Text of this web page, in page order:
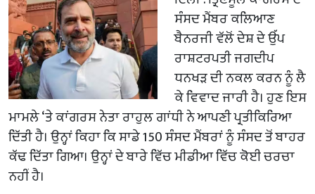
ਸੰਸਦ ਮੈਂਬਰ ਕਲਿਆਣ
ਬੈਨਰਜੀ ਵੱਲੋਂ ਦੇਸ਼ ਦੇ ਉੱਪ
ਰਾਸ਼ਟਰਪਤੀ ਜਗਦੀਪ
ਧਨਖੜ ਦੀ ਨਕਲ ਕਰਨ ਨੂੰ ਲੈ
ਕੇ ਵਿਵਾਦ ਜਾਰੀ ਹੈ। ਹੁਣ ਇਸ
ਮਾਮਲੇ ‘ਤੇ ਕਾਂਗਰਸ ਨੇਤਾ ਰਾਹੁਲ ਗਾਂਧੀ ਨੇ ਆਪਣੀ ਪ੍ਰਤੀਕਿਰਿਆ
ਦਿੱਤੀ ਹੈ। ਉਨ੍ਹਾਂ ਕਿਹਾ ਕਿ ਸਾਡੇ 150 ਸੰਸਦ ਮੈਂਬਰਾਂ ਨੂੰ ਸੰਸਦ ਤੋਂ ਬਾਹਰ
ਕੱਢ ਦਿੱਤਾ ਗਿਆ। ਉਨ੍ਹਾਂ ਦੇ ਬਾਰੇ ਵਿੱਚ ਮੀਡੀਆ ਵਿੱਚ ਕੋਈ ਚਰਚਾ
ਨਹੀਂ ਹੈ।